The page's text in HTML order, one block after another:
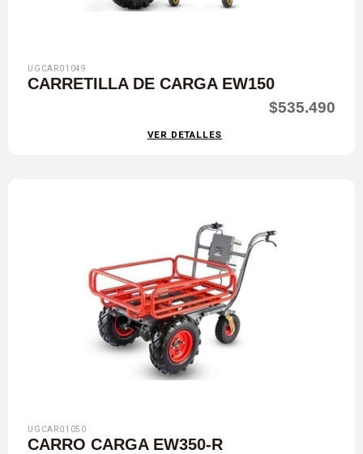
UGCAR01049
CARRETILLA DE CARGA EW150
$535.490
VER DETALLES
UGCAR01050
CARRO CARGA EW350-R